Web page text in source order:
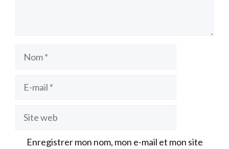
mail
web
Enregistrer mon nom, mon e-mail et mon site